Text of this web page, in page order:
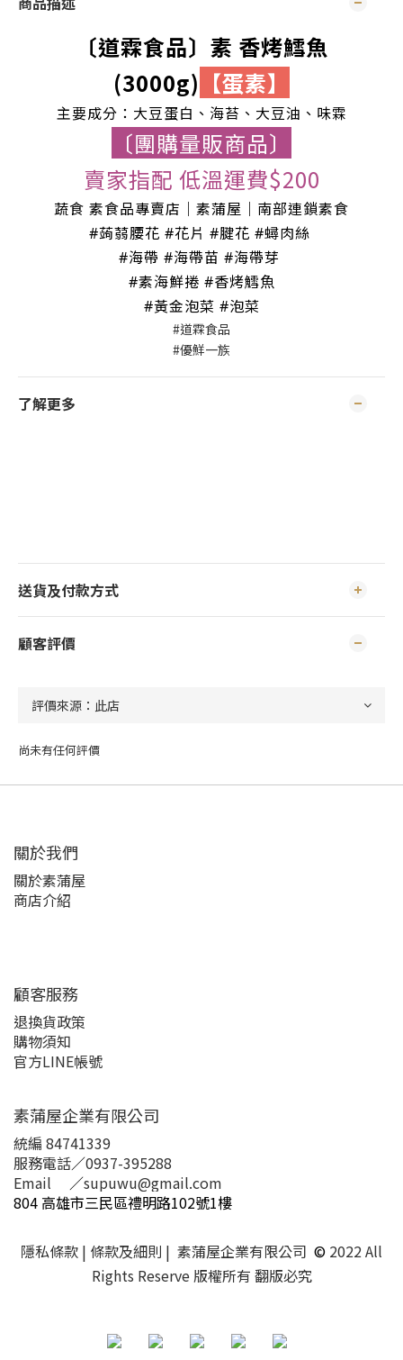
〔道霖食品〕素 香烤鱈魚
(3000g) 【蛋素】
主要成分：大豆蛋白、海苔、大豆油 、味霖
〔團購量販商品〕
賣家指配 低溫運費$200
蔬食 素食品專賣店｜素蒲屋｜南部連鎖素食
#蒟蒻腰花 #花片 #腱花 #蟳肉絲
#海帶 #海帶苗 #海帶芽
#素海鮮捲 #香烤鱈魚
#黃金泡菜 #泡菜
#道霖食品
#優鮮一族
了解更多
送貨及付款方式
顧客評價
尚未有任何評價
關於我們
關於素蒲屋
商店介紹
顧客服務
退換貨政策
購物須知
官方LINE帳號
素蒲屋企業有限公司
統編 84741339
服務電話／0937-395288
Email ／supuwu@gmail.com
804 高雄市三民區禮明路102號1樓
隱私條款 | 條款及細則 | 素蒲屋企業有限公司 © 2022 All
Rights Reserve 版權所有 翻版必究